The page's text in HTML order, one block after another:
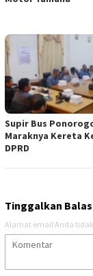
Supir Bus
Maraknya Kereta
DPRD
Tinggalkan
Alamat email Anda